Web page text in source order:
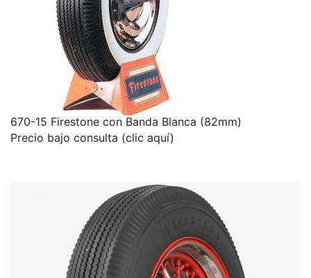
670-15 Firestone con Banda Blanca (82mm)
Precio bajo consulta (clic aquí)